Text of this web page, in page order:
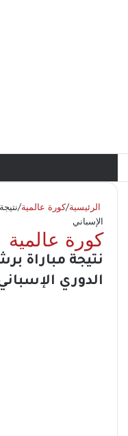
الرئيسية/كورة عالمية/
الإسباني
كورة عالمية
نتيجة مباراة
الدوري